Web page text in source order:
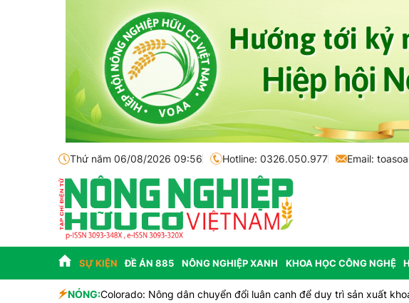
Thứ năm 06/08/2026 09:56 Hotline: 0326.050.977 Email:
SỰ KIỆN ĐỀ ÁN 885 NÔNG NGHIỆP XANH KHOA HỌC CÔNG NGHỆ
NÓNG:Colorado: Nông dân chuyển đổi luân canh để duy trì sản xuất